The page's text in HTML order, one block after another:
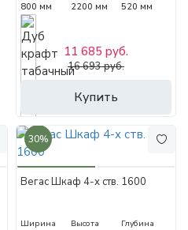
800 мм 2200 мм 520 мм
Купить
11 685 руб.
16 693 руб.
30%
Вегас Шкаф 4-х ств. 1600
Ширина Высота Глубина